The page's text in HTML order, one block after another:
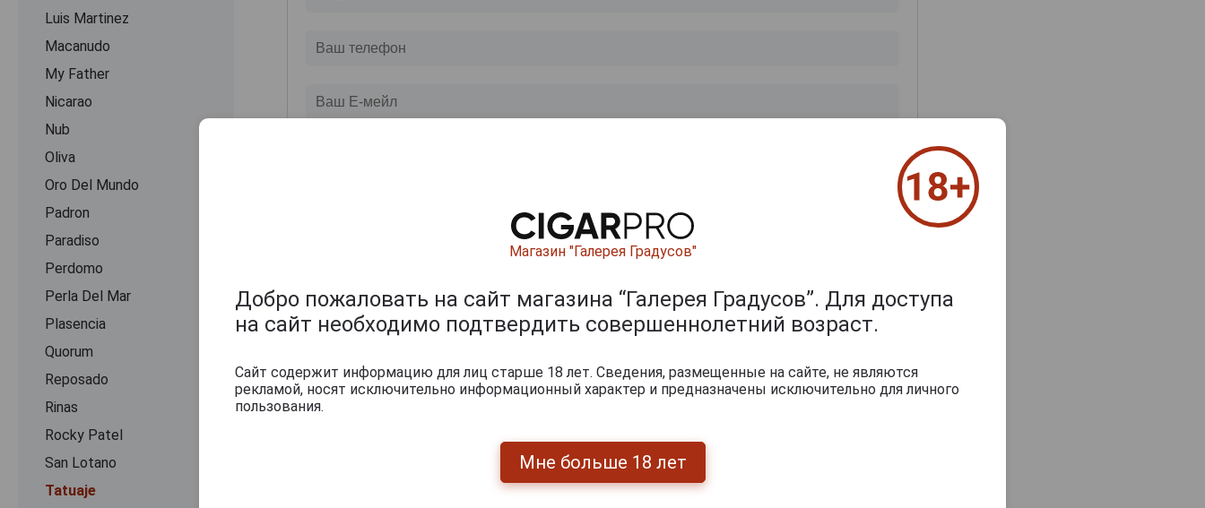
Luis Martinez
Macanudo
My Father
Nicarao
Nub
Oliva
Oro Del Mundo
Padron
Paradiso
Perdomo
Perla Del Mar
Plasencia
Quorum
Reposado
Rinas
Rocky Patel
San Lotano
Tatuaje
Магазин "Галерея Градусов"
Добро пожаловать на сайт магазина “Галерея Градусов”. Для доступа
на сайт необходимо подтвердить совершеннолетний возраст.
Сайт содержит информацию для лиц старше 18 лет. Сведения, размещенные на сайте, не являются
рекламой, носят исключительно информационный характер и предназначены исключительно для личного
пользования.
Мне больше 18 лет